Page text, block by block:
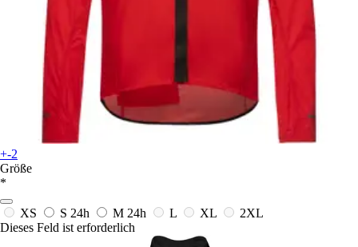
+-2
Größe
*
XS S 24h M 24h L XL
2XL
Dieses Feld ist erforderlich